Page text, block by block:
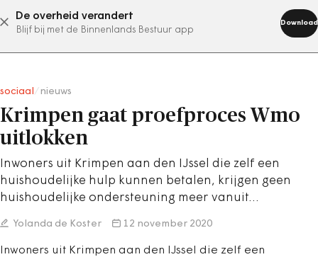
De overheid verandert
Blijf bij met de Binnenlands Bestuur app
Download
abonneer nu
sociaal nieuws
Krimpen gaat proefproces Wmo
uitlokken
Inwoners uit Krimpen aan den IJssel die zelf een
huishoudelijke hulp kunnen betalen, krijgen geen
huishoudelijke ondersteuning meer vanuit…
Yolanda de Koster 12 november 2020
Inwoners uit Krimpen aan den IJssel die zelf een